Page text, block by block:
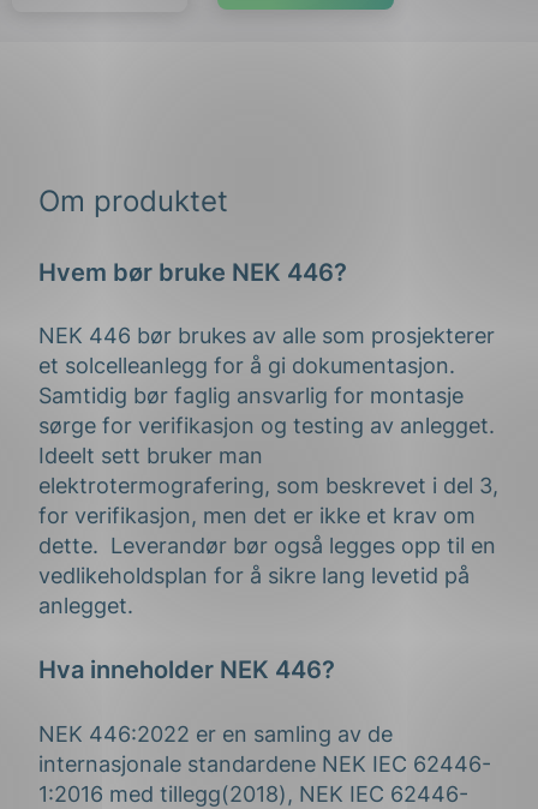
Om produktet
Hvem bør bruke NEK 446?
NEK 446 bør brukes av alle som prosjekterer
et solcelleanlegg for å gi dokumentasjon.
Samtidig bør faglig ansvarlig for montasje
sørge for verifikasjon og testing av anlegget.
Ideelt sett bruker man
elektrotermografering, som beskrevet i del 3,
for verifikasjon, men det er ikke et krav om
dette. Leverandør bør også legges opp til en
vedlikeholdsplan for å sikre lang levetid på
anlegget.
Hva inneholder NEK 446?
NEK 446:2022 er en samling av de
internasjonale standardene NEK IEC 62446-
1:2016 med tillegg(2018), NEK IEC 62446-